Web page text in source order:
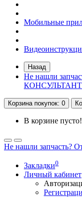
Мобильные
Назад
Не нашли
Корзинапокупок: 0
В корзине пусто!
Не нашли
Закладки0
Личный кабинет